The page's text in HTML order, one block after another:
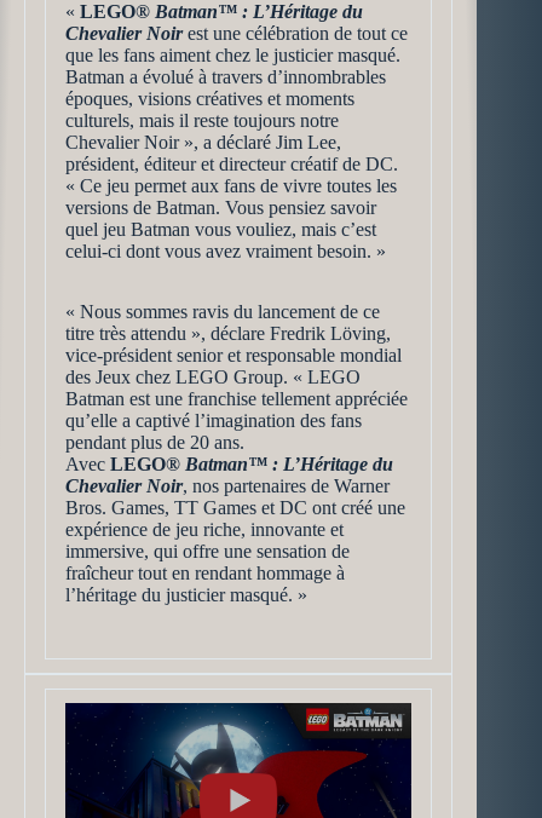
« LEGO® Batman™ : L’Héritage du
Chevalier Noirest une célébration de tout ce
que les fans aiment chez le justicier masqué.
Batman a évolué à travers d’innombrables
époques, visions créatives et moments
culturels, mais il reste toujours notre
Chevalier Noir », a déclaré Jim Lee,
président, éditeur et directeur créatif de DC.
« Ce jeu permet aux fans de vivre toutes les
versions de Batman. Vous pensiez savoir
quel jeu Batman vous vouliez, mais c’est
celui-ci dont vous avez vraiment besoin. »
« Nous sommes ravis du lancement de ce
titre très attendu », déclare Fredrik Löving,
vice-président senior et responsable mondial
des Jeux chez LEGO Group. « LEGO
Batman est une franchise tellement appréciée
qu’elle a captivé l’imagination des fans
pendant plus de 20 ans.
Avec LEGO® Batman™ : L’Héritage du
Chevalier Noir, nos partenaires de Warner
Bros. Games, TT Games et DC ont créé une
expérience de jeu riche, innovante et
immersive, qui offre une sensation de
fraîcheur tout en rendant hommage à
l’héritage du justicier masqué. »